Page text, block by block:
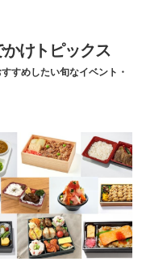
けトピックス
すめしたい旬なイベント・